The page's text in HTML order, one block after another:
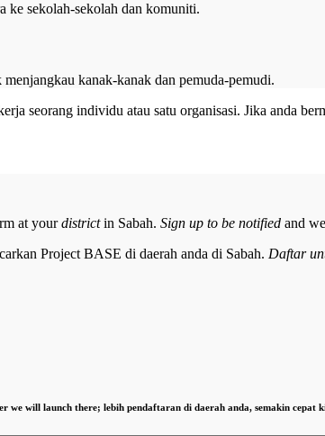
sekolah-sekolah dan komuniti.
kanak-kanak dan pemuda-pemudi.
seorang individu atau satu organisasi. Jika anda
at yourdistrictin Sabah. Sign up to be notified and
Project BASE di daerah anda di Sabah. Daftar
we will launch there; lebih pendaftaran di daerah anda, semakin cepat